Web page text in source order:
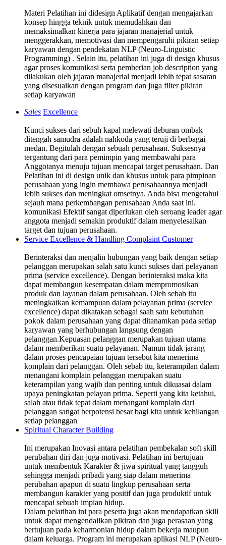
Materi Pelatihan ini didesign Aplikatif dengan mengajarkan
konsep hingga teknik untuk memudahkan dan
memaksimalkan kinerja para jajaran manajerial untuk
menggerakkan, memotivasi dan mempengaruhi pikiran setiap
karyawan dengan pendekatan NLP (Neuro-Linguistic
Programming) . Selain itu, pelatihan ini juga di design khusus
agar proses komunikasi serta pemberian job description yang
dilakukan oleh jajaran manajerial menjadi lebih tepat sasaran
yang disesuaikan dengan program dan juga filter pikiran
setiap karyawan
Sales Excellence
Kunci sukses dari sebuh kapal melewati deburan ombak
ditengah samudra adalah nahkoda yang teruji di berbagai
medan. Begitulah dengan sebuah perusahaan. Suksesnya
tergantung dari para pemimpin yang membawahi para
Anggotanya menuju tujuan mencapai target perusahaan. Dan
Pelatihan ini di design unik dan khusus untuk para pimpinan
perusahaan yang ingin membawa perusahaannya menjadi
lebih sukses dan meningkat omsetnya. Anda bisa mengetahui
sejauh mana perkembangan perusahaan Anda saat ini.
komunikasi Efektif sangat diperlukan oleh seroang leader agar
anggota menjadi semakin produktif dalam menyelesaikan
target dan tujuan perusahaan.
Service Excellence & Handling Complaint Customer
Berinteraksi dan menjalin hubungan yang baik dengan setiap
pelanggan merupakan salah satu kunci sukses dari pelayanan
prima (service excellence). Dengan berinteraksi maka kita
dapat membangun kesempatan dalam mempromosikan
produk dan layanan dalam perusahaan. Oleh sebab itu
meningkatkan kemampuan dalam pelayanan prima (service
excellence) dapat dikatakan sebagai saah satu kebutuhan
pokok dalam perusahaan yang dapat ditanamkan pada setiap
karyawan yang berhubungan langsung dengan
pelanggan.Kepuasan pelanggan merupakan tujuan utama
dalam memberikan suatu pelayanan. Namun tidak jarang
dalam proses pencapaian tujuan tersebut kita menerima
komplain dari pelanggan. Oleh sebab itu, keterampilan dalam
menangani komplain pelanggan merupakan suatu
keterampilan yang wajib dan penting untuk dikuasai dalam
upaya peningkatan pelayan prima. Seperti yang kita ketahui,
salah atau tidak tepat dalam menangani komplain dari
pelanggan sangat berpotensi besar bagi kita untuk kehilangan
setiap pelanggan
Spiritual Character Building
Ini merupakan Inovasi antara pelatihan pembekalan soft skill
perubahan diri dan juga motivasi. Pelatihan ini bertujuan
untuk membentuk Karakter & jiwa spiritual yang tangguh
sehingga menjadi pribadi yang siap dalam menerima
perubahan apapun di suatu lingkup perusahaan serta
membangun karakter yang positif dan juga produktif untuk
mencapai sebuah impian hidup.
Dalam pelatihan ini para peserta juga akan mendapatkan skill
untuk dapat mengendalikan pikiran dan juga perasaan yang
bertujuan pada keharmonian hidup dalam bekerja maupun
dalam keluarga. Program ini merupakan aplikasi NLP (Neuro-